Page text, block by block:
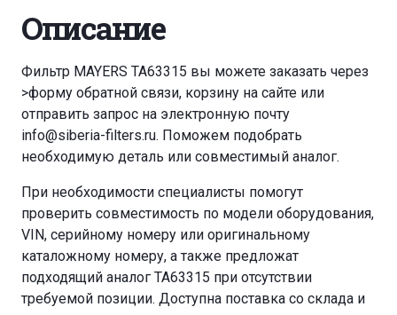
Описание
Фильтр MAYERS TA63315 вы можете заказать через
>форму обратной связи, корзину на сайте или
отправить запрос на электронную почту
info@siberia-filters.ru. Поможем подобрать
необходимую деталь или совместимый аналог.
При необходимости специалисты помогут
проверить совместимость по модели оборудования,
VIN, серийному номеру или оригинальному
каталожному номеру, а также предложат
подходящий аналог TA63315 при отсутствии
требуемой позиции. Доступна поставка со склада и